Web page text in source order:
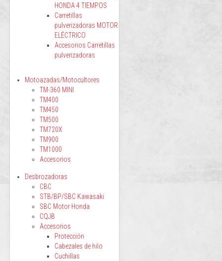
HONDA 4 TIEMPOS
Carretillas
pulverizadoras MOTOR
ELÉCTRICO
Accesorios Carretillas
pulverizadoras
Motoazadas/Motocultores
TM-360 MINI
TM400
TM450
TM500
TM720X
TM900
TM1000
Accesorios
Desbrozadoras
CBC
STB/BP/SBC Kawasaki
SBC Motor Honda
CQJB
Accesorios
Protección
Cabezales de hilo
Cuchillas